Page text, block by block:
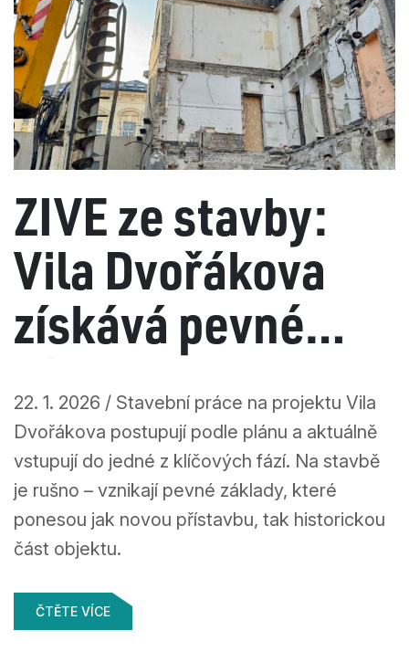
ŽIVĚ ze stavby:
Vila Dvořákova
získává pevné
základy
22. 1. 2026 / Stavební práce na projektu Vila
Dvořákova postupují podle plánu a aktuálně
vstupují do jedné z klíčových fází. Na stavbě
je rušno – vznikají pevné základy, které
ponesou jak novou přístavbu, tak historickou
část objektu.
ČTĚTE VÍCE